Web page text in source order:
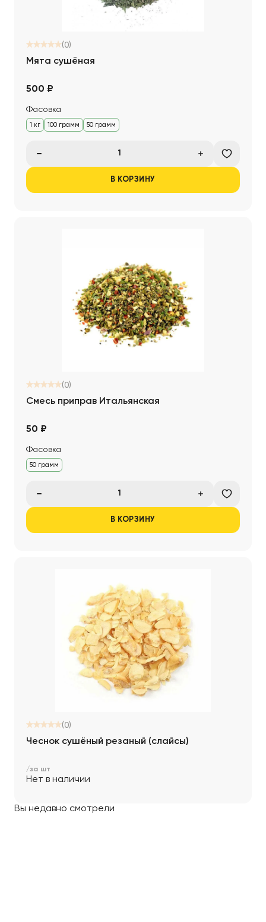
(0)
Мята сушёная
500 ₽
Фасовка
1 кг 100 грамм 50 грамм
В КОРЗИНУ
(0)
Смесь приправ Итальянская
50 ₽
Фасовка
50 грамм
В КОРЗИНУ
(0)
Чеснок сушёный резаный (слайсы)
/за шт
Нет в наличии
Вы недавно смотрели